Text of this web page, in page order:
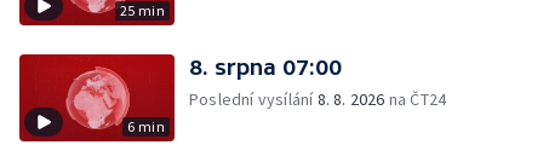
25 min
6 min
8. srpna 07:00
Poslední vysílání8. 8. 2026 na ČT24